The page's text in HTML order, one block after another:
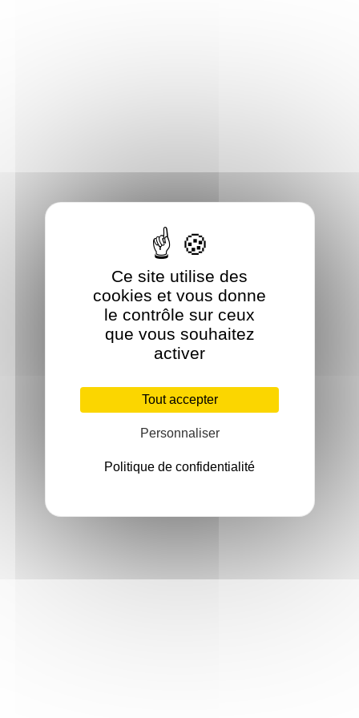
Ce site utilise des
cookies et vous donne
le contrôle sur ceux
que vous souhaitez
activer
Tout accepter
Personnaliser
Politique de confidentialité